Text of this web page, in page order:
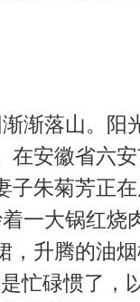
渐落山。阳
在安徽省六
子朱菊芳正
一大锅红烧
，升腾的油
忙碌惯了，